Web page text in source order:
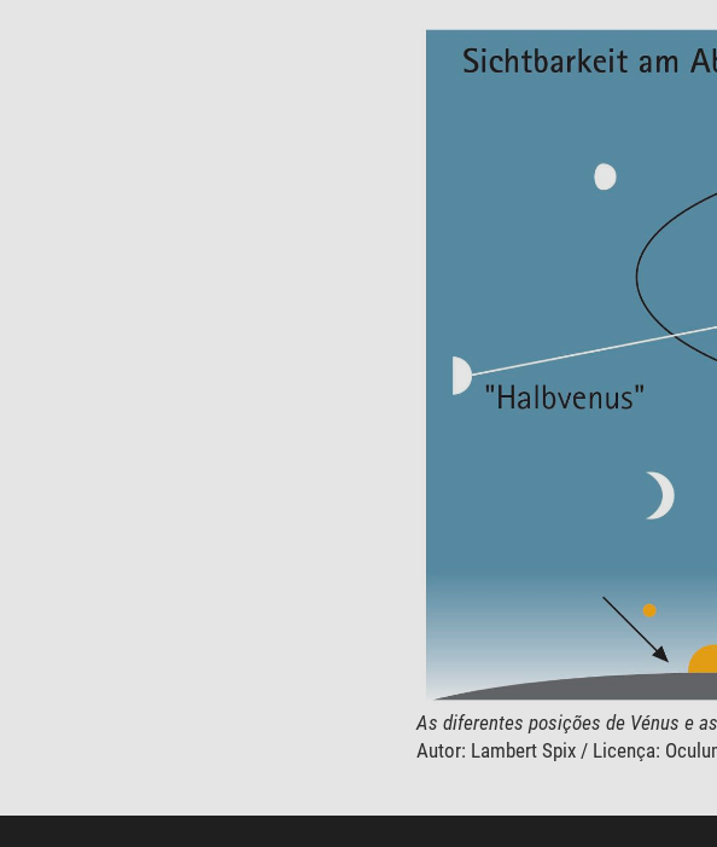
As diferentes posições de Vénus e
Autor: Lambert Spix / Licença: